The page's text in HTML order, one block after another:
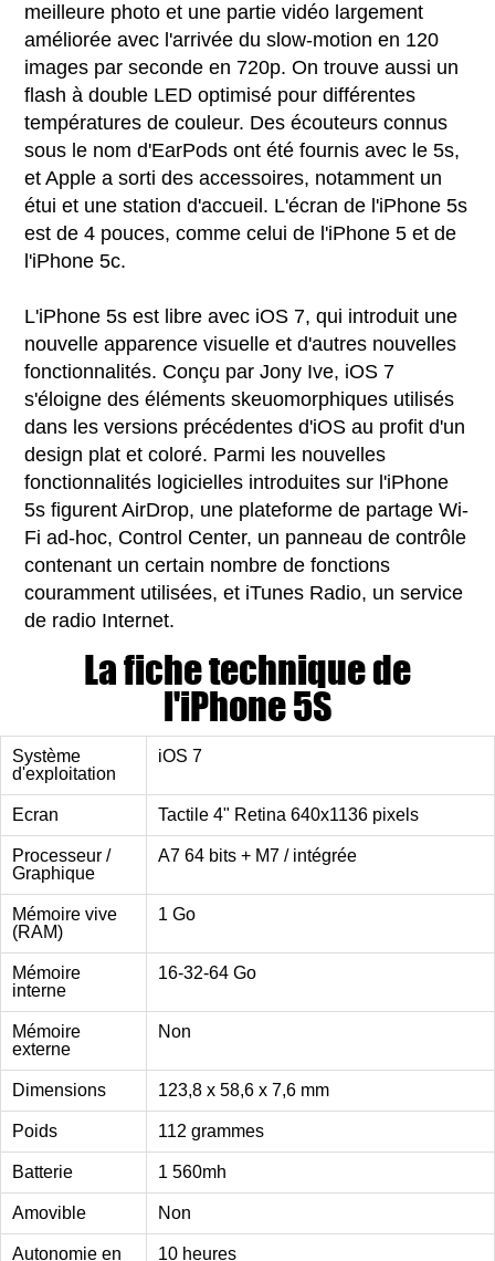
meilleure photo et une partie vidéo largement
améliorée avec l'arrivée du slow-motion en 120
images par seconde en 720p. On trouve aussi un
flash à double LED optimisé pour différentes
températures de couleur. Des écouteurs connus
sous le nom d'EarPods ont été fournis avec le 5s,
et Apple a sorti des accessoires, notamment un
étui et une station d'accueil. L'écran de l'iPhone 5s
est de 4 pouces, comme celui de l'iPhone 5 et de
l'iPhone 5c.
L'iPhone 5s est libre avec iOS 7, qui introduit une
nouvelle apparence visuelle et d'autres nouvelles
fonctionnalités. Conçu par Jony Ive, iOS 7
s'éloigne des éléments skeuomorphiques utilisés
dans les versions précédentes d'iOS au profit d'un
design plat et coloré. Parmi les nouvelles
fonctionnalités logicielles introduites sur l'iPhone
5s figurent AirDrop, une plateforme de partage Wi-
Fi ad-hoc, Control Center, un panneau de contrôle
contenant un certain nombre de fonctions
couramment utilisées, et iTunes Radio, un service
de radio Internet.
La fiche technique de
l'iPhone 5S
Système
d'exploitation
iOS 7
Ecran Tactile 4" Retina 640x1136 pixels
Processeur /
Graphique
A7 64 bits + M7 / intégrée
Mémoire vive
(RAM)
1 Go
Mémoire
interne
16-32-64 Go
Mémoire
externe
Non
Dimensions 123,8 x 58,6 x 7,6 mm
Poids 112 grammes
Batterie 1 560mh
Amovible Non
Autonomie en 10 heures